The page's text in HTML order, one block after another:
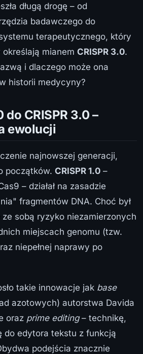
długą drogę – od
badawczego do
terapeutycznego, który
mianem CRISPR 3.0.
i dlaczego może ona
historii medycyny?
do CRISPR 3.0 –
ewolucji
najnowszej generacji,
początków. CRISPR 1.0 –
– działał na zasadzie
fragmentów DNA. Choć był
sobą ryzyko niezamierzonych
miejscach genomu (tzw.
niepełnej naprawy po
takie innowacje jak base
azotowych) autorstwa Davida
oraz prime editing– technikę,
do edytora tekstu z funkcją
podejścia znacznie